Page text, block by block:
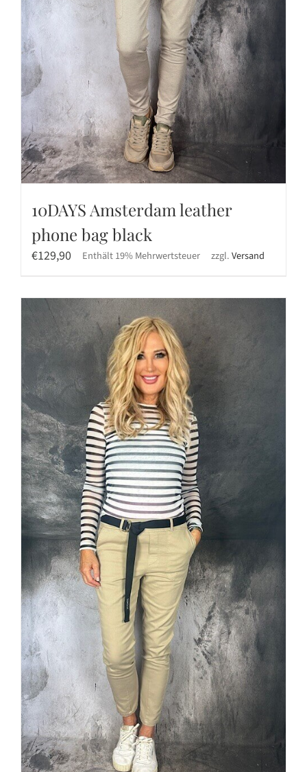
10DAYS Amsterdam leather
phone bag black
€129,90 Enthält 19% Mehrwertsteuer zzgl.Versand